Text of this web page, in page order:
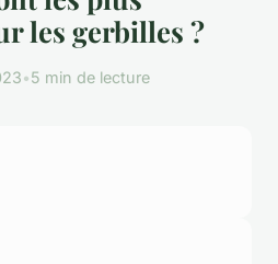
les gerbilles ?
•5 min de lecture